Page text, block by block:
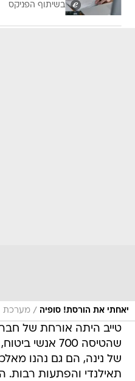
בשיתוף הפניקס
יאחתי את הורסת! סופיה / מערכת
טייב היתה אורחת של
שהטיסה 700
של נינה, הם גם נהנו
תאילנדי והפתעות רבות.